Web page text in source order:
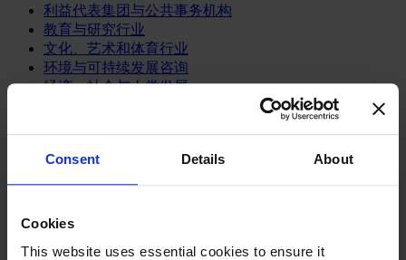
Consent Details About
Cookies
This website uses essential cookies to ensure it
利益代表集团与公共事务机构
教育与研究行业
文化、艺术和体育行业
环境与可持续发展咨询
经济、社会与人类发展
体育业
餐饮、旅游与酒店业